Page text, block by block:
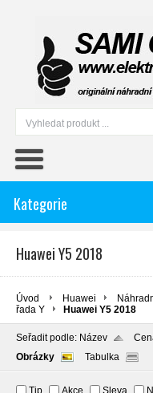
Kategorie
Huawei Y5 2018
Úvod Huawei
řada Y
Huawei Y5 2018
Seřadit podle: Název
Obrázky
Tabulka
Tip Akce Sleva